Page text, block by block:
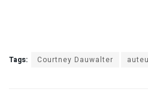
Tags: Courtney Dauwalter